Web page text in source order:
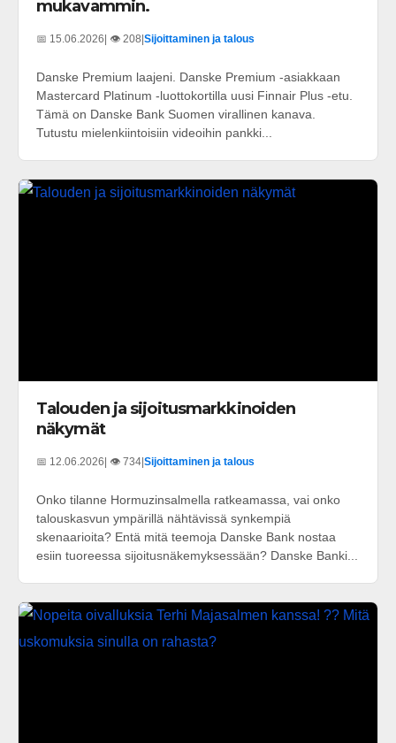
mukavammin.
📅 15.06.2026| 👁️ 208|Sijoittaminen ja talous
Danske Premium laajeni. Danske Premium -asiakkaan
Mastercard Platinum -luottokortilla uusi Finnair Plus -etu.
Tämä on Danske Bank Suomen virallinen kanava.
Tutustu mielenkiintoisiin videoihin pankki...
Talouden ja sijoitusmarkkinoiden
näkymät
📅 12.06.2026 | 👁️ 734 Sijoittaminen ja talous
Onko tilanne Hormuzinsalmella ratkeamassa, vai onko
talouskasvun ympärillä nähtävissä synkempiä
skenaarioita? Entä mitä teemoja Danske Bank nostaa
esiin tuoreessa sijoitusnäkemyksessään? Danske Banki...